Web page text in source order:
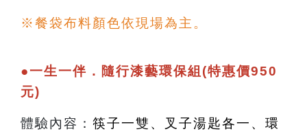
※餐袋布料顏色依現場為主。
●一生一伴．隨行漆藝環保組(特惠價950
元)
體驗內容： 筷子一雙、叉子湯匙各一、環